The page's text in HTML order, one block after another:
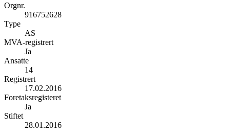
Orgnr.
916752628
Type
AS
MVA-registrert
Ja
Ansatte
14
Registrert
17.02.2016
Foretaksregisteret
Ja
Stiftet
28.01.2016